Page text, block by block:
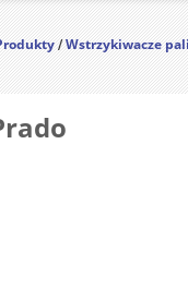
/Wstrzykiwacze